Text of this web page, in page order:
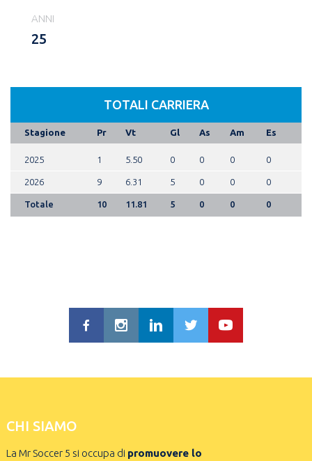
ANNI
25
TOTALI CARRIERA
Stagione Pr Vt Gl As Am Es
2025 1 5.50 0 0 0 0
2026 9 6.31 5 0 0 0
Totale 10 11.81 5 0 0 0
CHI SIAMO
La Mr Soccer 5 si occupa di promuovere lo